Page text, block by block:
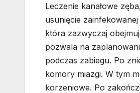
Leczenie kanałowe
usunięcie
która zazwyczaj
pozwala na
podczas zabiegu. Po
komory miazgi. W tym
korzeniowe. Po